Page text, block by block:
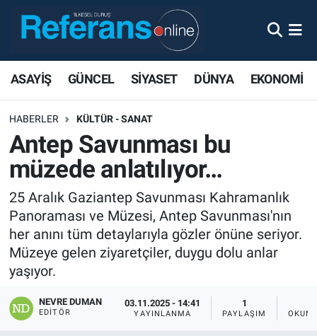
ASAYİŞ GÜNCEL SİYASET DÜNYA EKONOMİ
HABERLER KÜLTÜR - SANAT
Antep Savunması bu
müzede anlatılıyor…
25 Aralık Gaziantep Savunması Kahramanlık
Panoraması ve Müzesi, Antep Savunması'nın
her anını tüm detaylarıyla gözler önüne seriyor.
Müzeye gelen ziyaretçiler, duygu dolu anlar
yaşıyor.
NEVRE DUMAN
EDITÖR
03.11.2025 - 14:41
YAYINLANMA
1
PAYLAŞIM